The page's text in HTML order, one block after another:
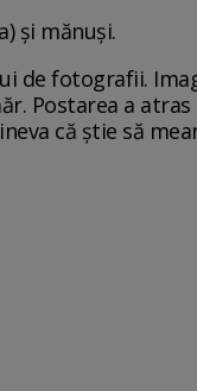
și mănuși.
de fotografii.
Postarea a
că știe să